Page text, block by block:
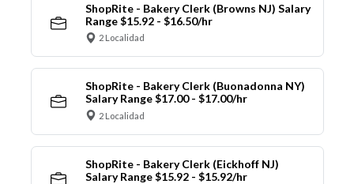
ShopRite - Bakery Clerk (Browns NJ) Salary
Range $15.92 - $16.50/hr
2 Localidad
ShopRite - Bakery Clerk (Buonadonna NY)
Salary Range $17.00 - $17.00/hr
2 Localidad
ShopRite - Bakery Clerk (Eickhoff NJ)
Salary Range $15.92 - $15.92/hr